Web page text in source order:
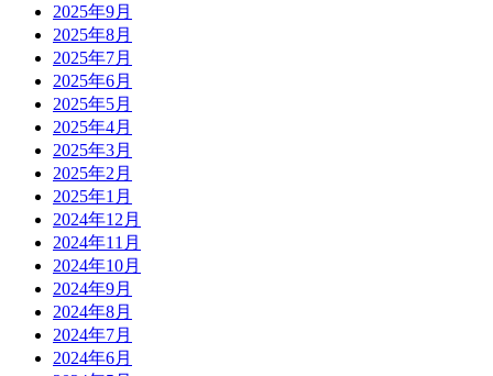
2025年9月
2025年8月
2025年7月
2025年6月
2025年5月
2025年4月
2025年3月
2025年2月
2025年1月
2024年12月
2024年11月
2024年10月
2024年9月
2024年8月
2024年7月
2024年6月